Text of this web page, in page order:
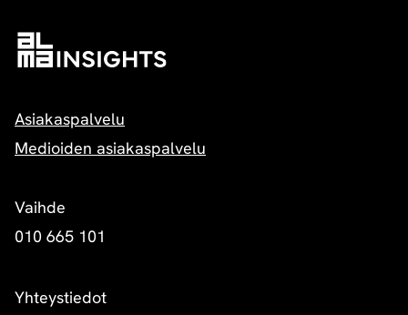
Asiakaspalvelu
Medioiden asiakaspalvelu
Vaihde
010 665 101
Yhteystiedot